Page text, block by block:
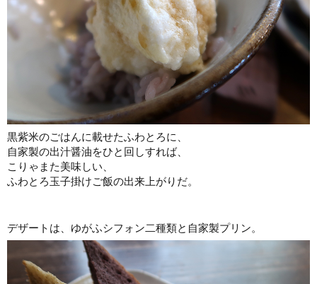
黒紫米のごはんに載せたふわとろに、
自家製の出汁醤油をひと回しすれば、
こりゃまた美味しい、
ふわとろ玉子掛けご飯の出来上がりだ。
デザートは、ゆがふシフォン二種類と自家製プリン。